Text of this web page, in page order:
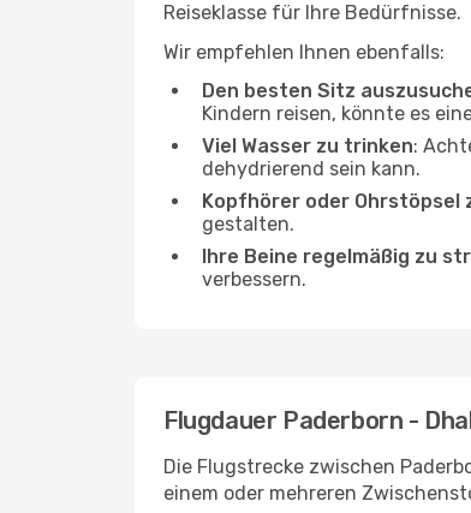
Reiseklasse für Ihre Bedürfnisse.
Wir empfehlen Ihnen ebenfalls:
Den besten Sitz
Kindern reisen, könnte es
Viel Wasser zu trinken:
dehydrierend sein kann.
Kopfhörer oder Ohrstöpsel
gestalten.
Ihre Beine regelmäßig zu
verbessern.
Flugdauer Paderborn -
Die Flugstrecke zwischen
einem oder mehreren